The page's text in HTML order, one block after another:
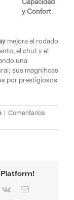
Capacidad
y Confort
mejora el rodado
el chut y el
una
sus magnificas
por prestigiosos
Comentarios
Vk Email